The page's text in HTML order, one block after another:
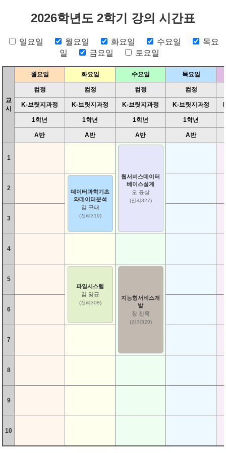
2026학년도 2학기 강의 시간표
일요일 월요일 화요일 수요일
목요
일
금요일 토요일
교
시
월요일 화요일 수요일 목요일
컴정 컴정 컴정 컴정
K-브릿지과정 K-브릿지과정 K-브릿지과정 K-브릿지과정
1학년 1학년 1학년 1학년
A반 A반 A반 A반
1
웹서비스데이터
베이스설계
오 윤상
(진리327)
2
데이터과학기초
와데이터분석
김 규태
(진리319)
3
4
5
파일시스템
김 영균
(진리308)
지능형서비스개
발
장 진욱
(진리320)
6
7
8
9
10